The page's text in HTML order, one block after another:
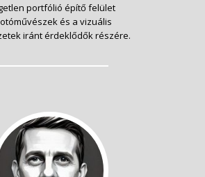
portfólió építő felület
és a vizuális
iránt érdeklődők részére.